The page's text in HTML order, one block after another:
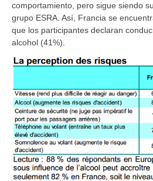
comportamiento, pero sigue siendo
grupo ESRA. Así, Francia se
que los participantes declaran
alcohol (41%).